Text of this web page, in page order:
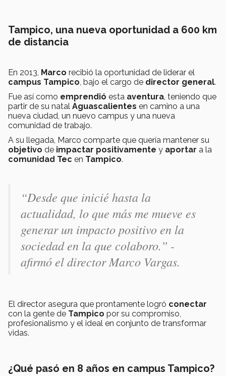
Tampico, una nueva oportunidad a 600 km
de distancia
En 2013, Marco recibió la oportunidad de liderar el
campus Tampico, bajo el cargo de director general.
Fue así como emprendió esta aventura, teniendo que
partir de su natal Aguascalientes en camino a una
nueva ciudad, un nuevo campus y una nueva
comunidad de trabajo.
A su llegada, Marco comparte que quería mantener su
objetivo de impactar positivamente y aportar a la
comunidad Tec en Tampico.
“Desde que inicié hasta la
actualidad, lo que más me mueve es
generar un impacto positivo en la
sociedad en la que colaboro.” -
afirmó el director Marco Vargas.
El director asegura que prontamente logró conectar
con la gente de Tampico por su compromiso,
profesionalismo y el ideal en conjunto de transformar
vidas.
¿Qué pasó en 8 años en campus Tampico?